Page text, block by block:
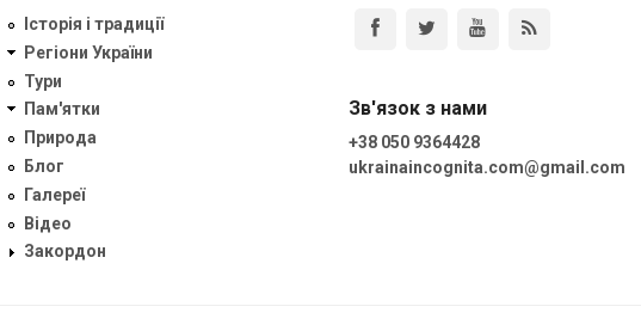
Історія і традиції
Регіони України
Тури
Пам'ятки
Природа
Блог
Галереї
Відео
Закордон
Зв'язок з нами
+38 050 9364428
ukrainaincognita.com@gmail.com